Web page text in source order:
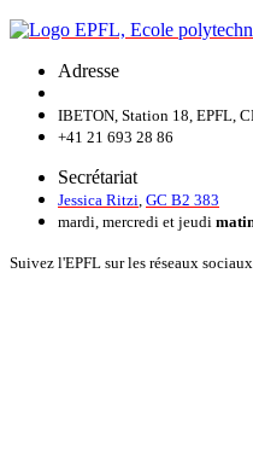
Adresse
IBETON, Station 18, EPFL,
+41 21 693 28 86
Secrétariat
Jessica Ritzi GC B2 383
mardi, mercredi et jeudi
Suivez l'EPFL sur les réseaux sociaux